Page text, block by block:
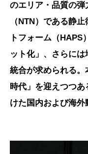
のエリア・品質の弾
（NTN）である静
トフォーム（
ット化」、さらに
統合が求められる。
時代」を迎えつつあ
けた国内および海外